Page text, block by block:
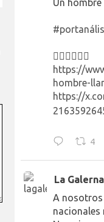
Un
👉🏻👉🏻👉🏻
https://
hombre-
https://
4
La Galerna
A nosotros
nacionales